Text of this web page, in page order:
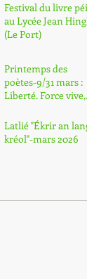
Festival du livre péi
au Lycée Jean
(Le Port)
Printemps des
poètes-9/31 mars :
Liberté. Force vive,
déclamé par Annie
Darencourt
Latlié "Ékrir an
kréol"-mars 2026